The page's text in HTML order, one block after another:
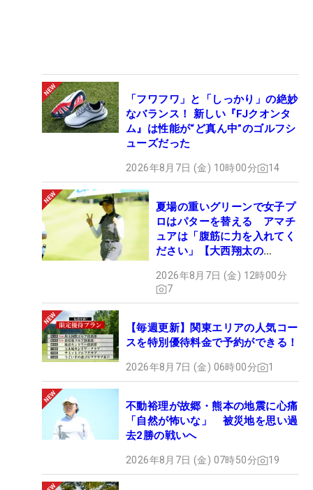
「フワフワ」と「しっかり」の絶妙
なバランス！ 新しい『FJクオンタ
ム』は性能が“ど真ん中”のゴルフシ
ューズだった
2026年8月7日 (金) 10時00分 14
夏場の重いグリーンで女子プ
ロはパターを替える アマチ
ュアは「腹筋に力を入れてく
ださい」【大西翔太の
2026年8月7日 (金) 12時00分
7
【毎週更新】関東エリアの人気コー
スを特別優待料金で予約ができる！
2026年8月7日 (金) 06時00分 1
不動裕理が故郷・熊本の地震に心痛
「自然が怖いな」 被災地を思い過
去2勝の戦いへ
2026年8月7日 (金) 07時50分 19